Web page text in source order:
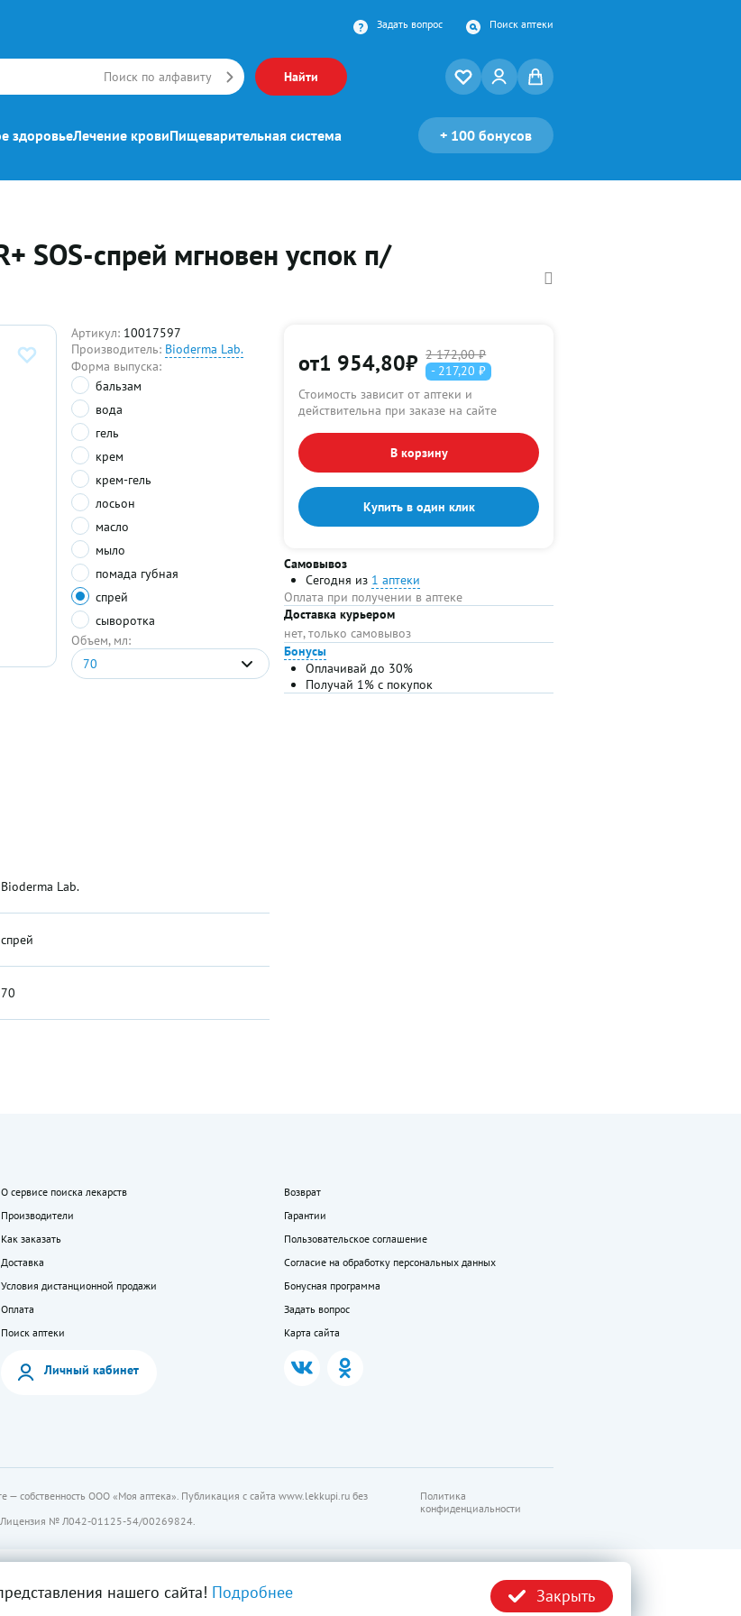
Задать вопрос Поиск аптеки
Поиск по алфавиту Найти
здоровьеЛечение кровиПищеварительная система + 100 бонусов
SOS-спрей мгновен успок п/
Артикул: 10017597
Производитель: Bioderma Lab.
Форма выпуска:
бальзам
вода
гель
крем
крем-гель
лосьон
масло
мыло
помада губная
спрей
сыворотка
Объем, мл:
70
от1 954,80₽ 2 172,00 ₽
- 217,20 ₽
Стоимость зависит от аптеки и
действительна при заказе на сайте
В корзину
Купить в один клик
Самовывоз
Сегодня из 1 аптеки
Оплата при получении в аптеке
Доставка курьером
нет, только самовывоз
Бонусы
Оплачивай до 30%
Получай 1% с покупок
Bioderma Lab.
спрей
70
О сервисе поиска лекарств
Производители
Как заказать
Доставка
Условия дистанционной продажи
Оплата
Поиск аптеки
Возврат
Гарантии
Пользовательское соглашение
Согласие на обработку персональных данных
Бонусная программа
Задать вопрос
Карта сайта
Личный кабинет
— собственность ООО «Моя аптека». Публикация с сайта www.lekkupi.ru без
№ Л042-01125-54/00269824.
Политика
конфиденциальности
нашего сайта! Подробнее Закрыть